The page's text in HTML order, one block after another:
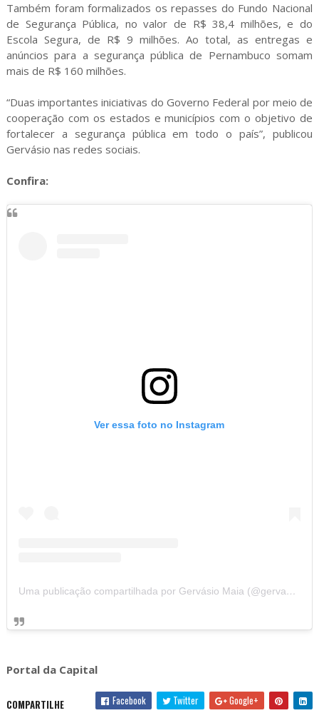
Também foram formalizados os repasses do Fundo Nacional
de Segurança Pública, no valor de R$ 38,4 milhões, e do
Escola Segura, de R$ 9 milhões. Ao total, as entregas e
anúncios para a segurança pública de Pernambuco somam
mais de R$ 160 milhões.
“Duas importantes iniciativas do Governo Federal por meio de
cooperação com os estados e municípios com o objetivo de
fortalecer a segurança pública em todo o país”, publicou
Gervásio nas redes sociais.
Confira:
Ver essa foto no Instagram
Uma publicação compartilhada por Gervásio Maia (@gervasiomaia)
Portal da Capital
COMPARTILHE Facebook Twitter Google+